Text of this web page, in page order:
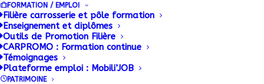
FORMATION / EMPLOI
Filière carrosserie et pôle formation
Enseignement et diplômes
Outils de Promotion Filière
CARPROMO : Formation continue
Témoignages
Plateforme emploi : Mobili’JOB
PATRIMOINE
Accueil FFC Constructeurs
Dernières publications FFC
Constructeurs